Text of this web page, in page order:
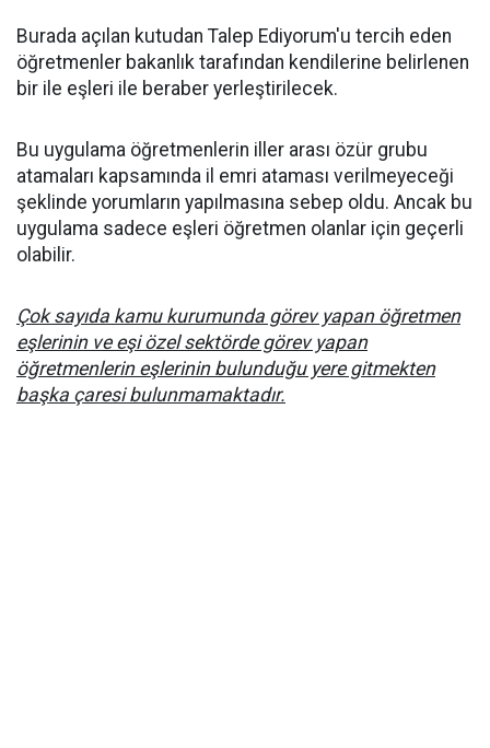
Burada açılan kutudan Talep Ediyorum'u tercih eden
öğretmenler bakanlık tarafından kendilerine belirlenen
bir ile eşleri ile beraber yerleştirilecek.
Bu uygulama öğretmenlerin iller arası özür grubu
atamaları kapsamında il emri ataması verilmeyeceği
şeklinde yorumların yapılmasına sebep oldu. Ancak bu
uygulama sadece eşleri öğretmen olanlar için geçerli
olabilir.
Çok sayıda kamu kurumunda görev yapan öğretmen
eşlerinin ve eşi özel sektörde görev yapan
öğretmenlerin eşlerinin bulunduğu yere gitmekten
başka çaresi bulunmamaktadır.